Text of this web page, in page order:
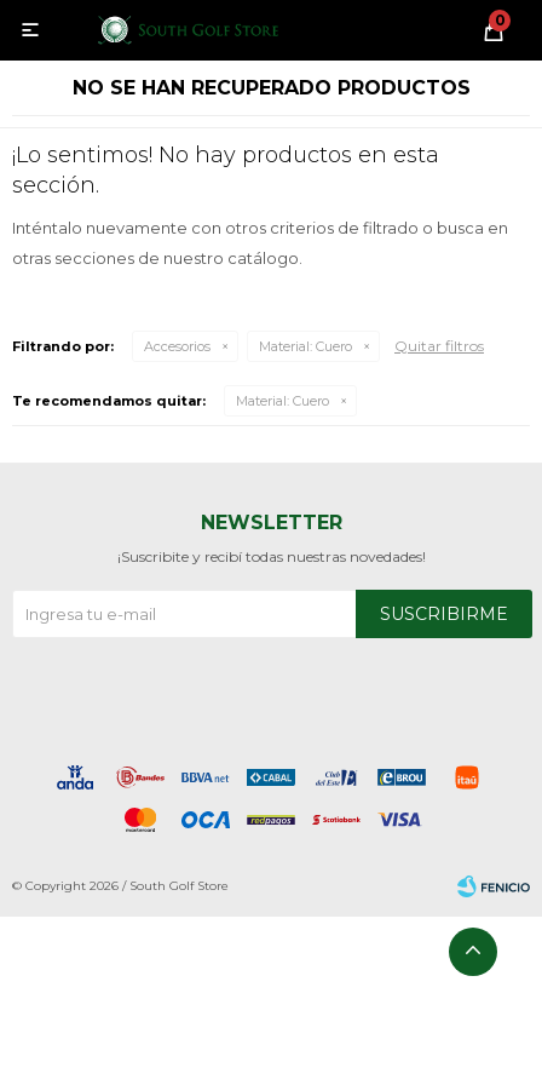
0

NO SE HAN RECUPERADO PRODUCTOS
¡Lo sentimos! No hay productos en esta
sección.
Inténtalo nuevamente con otros criterios de filtrado o busca en
otras secciones de nuestro catálogo.
Filtrando por: Accesorios Material: Cuero Quitar filtros
Te recomendamos quitar: Material: Cuero
NEWSLETTER
¡Suscribite y recibí todas nuestras novedades!
SUSCRIBIRME
© Copyright 2026 / South Golf Store